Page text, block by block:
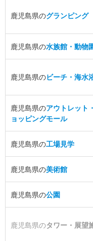
鹿児島県のグランピング
鹿児島県の水族館・動物
鹿児島県のビーチ・海水
鹿児島県のアウトレット
ョッピングモール
鹿児島県の工場見学
鹿児島県の美術館
鹿児島県の公園
鹿児島県のタワー・展望